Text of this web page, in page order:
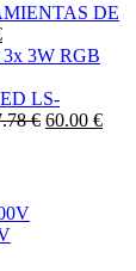
DE
3x 3W RGB
LS-
€ 60.00 €